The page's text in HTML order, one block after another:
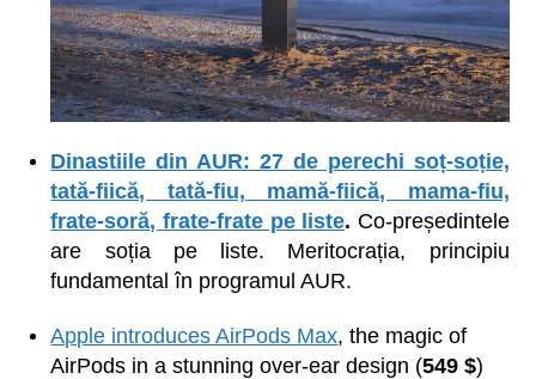
Dinastiile din AUR: 27 de perechi soț-soție,
tată-fiică, tată-fiu, mamă-fiică, mama-fiu,
frate-soră, frate-frate pe liste. Co-președintele
are soția pe liste. Meritocrația, principiu
fundamental în programul AUR.
Apple introduces AirPods Max, the magic of
AirPods in a stunning over-ear design (549 $)